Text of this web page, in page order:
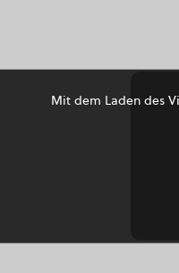
Mit dem Laden des